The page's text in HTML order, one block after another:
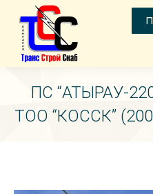
ПС “АТЫРАУ-
ТОО “КОССК”